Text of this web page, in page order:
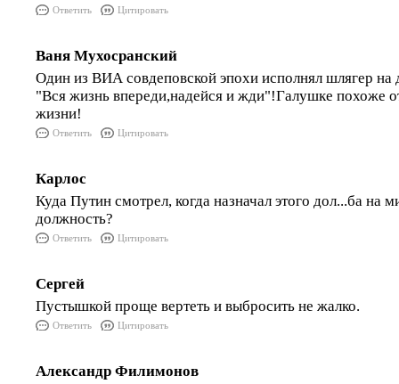
Ответить Цитировать
Ваня Мухосранский
Один из ВИА совдеповской эпохи исполнял шлягер
"Вся жизнь впереди,надейся и жди"!Галушке похоже
жизни!
Ответить Цитировать
Карлос
Куда Путин смотрел, когда назначал этого дол...ба на
должность?
Ответить Цитировать
Сергей
Пустышкой проще вертеть и выбросить не жалко.
Ответить Цитировать
Александр Филимонов